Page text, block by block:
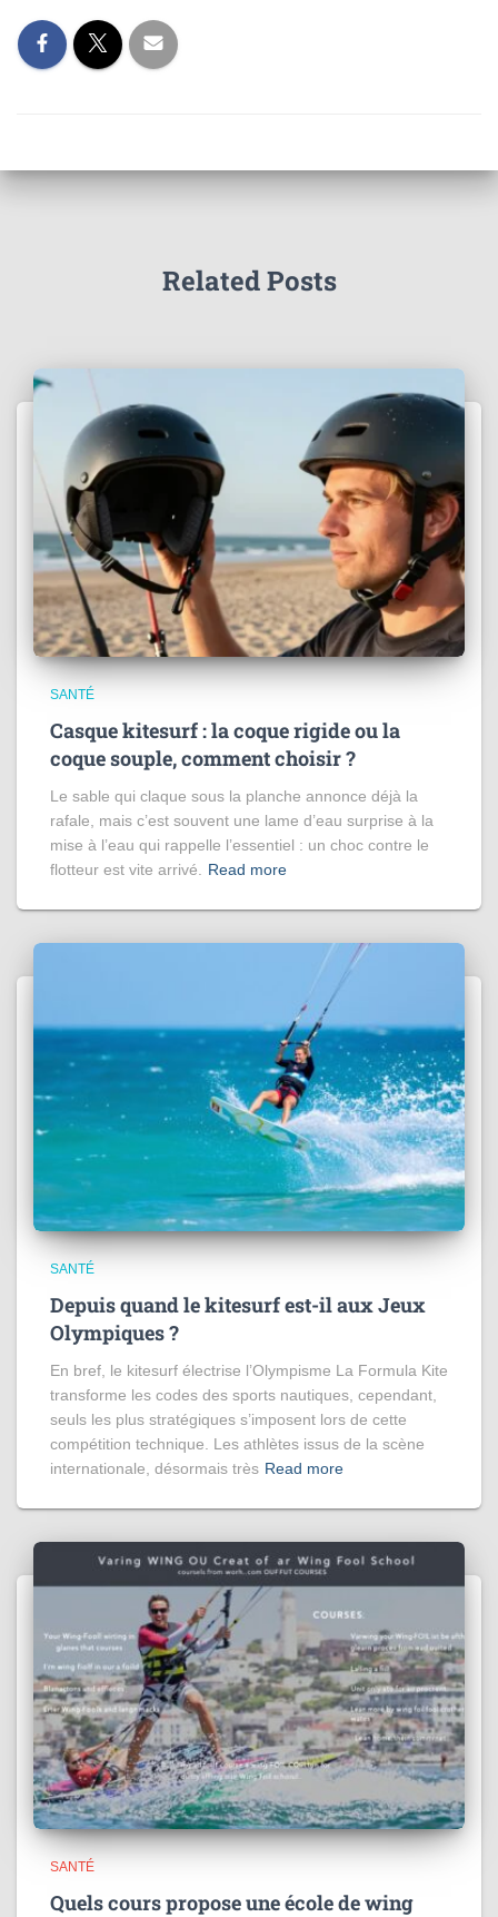
Related Posts
SANTÉ
Casque kitesurf : la coque rigide ou la
coque souple, comment choisir ?
Le sable qui claque sous la planche annonce déjà la
rafale, mais c’est souvent une lame d’eau surprise à la
mise à l’eau qui rappelle l’essentiel : un choc contre le
flotteur est vite arrivé.
Read more
SANTÉ
Depuis quand le kitesurf est-il aux Jeux
Olympiques ?
En bref, le kitesurf électrise l’Olympisme La Formula Kite
transforme les codes des sports nautiques, cependant,
seuls les plus stratégiques s’imposent lors de cette
compétition technique. Les athlètes issus de la scène
internationale, désormais très Read more
SANTÉ
Quels cours propose une école de wing